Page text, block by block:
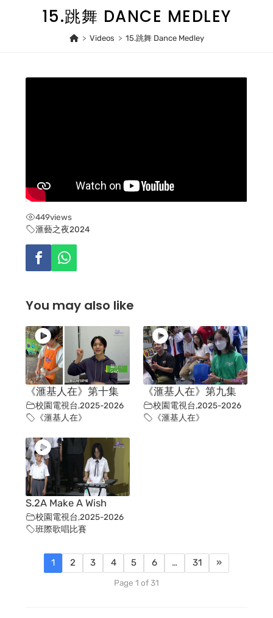
15.跳舞 DANCE MEDLEY
> Videos > 15.跳舞 Dance Medley
449views
滙藝之夜2024
You may also like
《滙基人在》第十集
校園電視台,2025-2026
《滙基人在》
《滙基人在》第九集
校園電視台,2025-2026
《滙基人在》
S.2A Make A Wish
校園電視台,2025-2026
班際歌唱比賽
1 2 3 4 5 6 … 31 »
Page 1 of 31